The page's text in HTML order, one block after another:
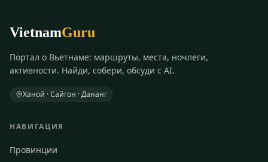
VietnamGuru
Портал о Вьетнаме: маршруты, места, ночлеги,
активности. Найди, собери, обсуди с AI.
Ханой · Сайгон · Дананг
НАВИГАЦИЯ
Провинции